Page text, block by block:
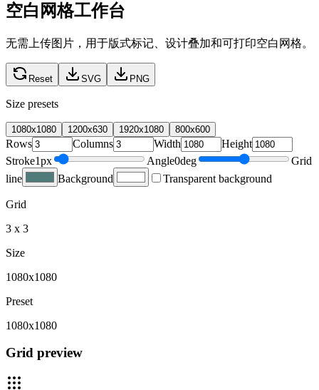
空白网格工作台
无需上传图片，用于版式标记、设计叠加和可打印空白网格。
Reset SVG PNG
Size presets
1080x1080 1200x630 1920x1080 800x600
Rows Columns Width
Height
Stroke1px Angle0deg
Grid
line
Background Transparent background
Grid
3 x 3
Size
1080x1080
Preset
1080x1080
Grid preview